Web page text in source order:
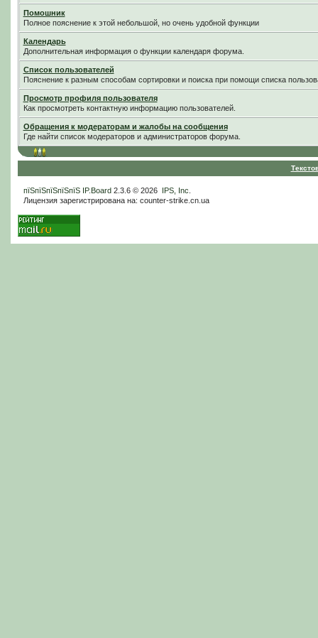
Помошник
Полное пояснение к этой небольшой, но очень удобной функции
Календарь
Дополнительная информация о функции календаря форума.
Список пользователей
Пояснение к разным способам сортировки и поиска при помощи списка
Просмотр профиля пользователя
Как просмотреть контактную информацию пользователей.
Обращения к модераторам и жалобы на сообщения
Где найти список модераторов и администраторов форума.
пїЅпїЅпїЅпїЅпїЅ IP.Board2.3.6 © 2026 IPS, Inc
Лицензия зарегистрирована на: counter-strike.cn.ua